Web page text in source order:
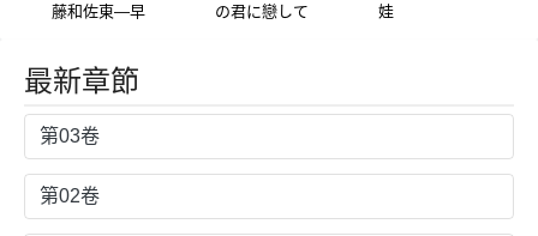
藤和佐東—早
の君に戀して
娃
最新章節
第03卷
第02卷